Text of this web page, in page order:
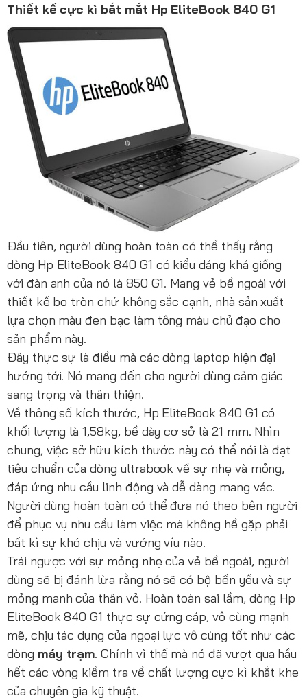
Thiết kế cực kì bắt mắt Hp EliteBook 840 G1
Đầu tiên, người dùng hoàn toàn có thể thấy rằng
dòng Hp EliteBook 840 G1 có kiểu dáng khá giống
với đàn anh của nó là 850 G1. Mang vẻ bề ngoài với
thiết kế bo tròn chứ không sắc cạnh, nhà sản xuất
lựa chọn màu đen bạc làm tông màu chủ đạo cho
sản phẩm này.
Đây thực sự là điều mà các dòng laptop hiện đại
hướng tới. Nó mang đến cho người dùng cảm giác
sang trọng và thân thiện.
Về thông số kích thước, Hp EliteBook 840 G1 có
khối lượng là 1,58kg, bề dày cơ sở là 21 mm. Nhìn
chung, việc sở hữu kích thước này có thể nói là đạt
tiêu chuẩn của dòng ultrabook về sự nhẹ và mỏng,
đáp ứng nhu cầu linh động và dễ dàng mang vác.
Người dùng hoàn toàn có thể đưa nó theo bên người
để phục vụ nhu cầu làm việc mà không hề gặp phải
bất kì sự khó chịu và vướng víu nào.
Trái ngược với sự mỏng nhẹ của vẻ bề ngoài, người
dùng sẽ bị đánh lừa rằng nó sẽ có bộ bền yếu và sự
mỏng manh của thân vỏ. Hoàn toàn sai lầm, dòng Hp
EliteBook 840 G1 thực sự cứng cáp, vô cùng mạnh
mẽ, chịu tác dụng của ngoại lực vô cùng tốt như các
dòng máy trạm. Chính vì thế mà nó đã vượt qua hầu
hết các vòng kiểm tra về chất lượng cực kì khắt khe
của chuyên gia kỹ thuật.